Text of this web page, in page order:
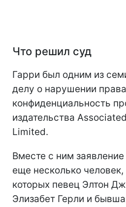
Что решил суд
Гарри был одним из
делу о нарушении
конфиденциальность
издательства
Limited.
Вместе с ним
еще несколько
которых певец Элтон
Элизабет Герли и